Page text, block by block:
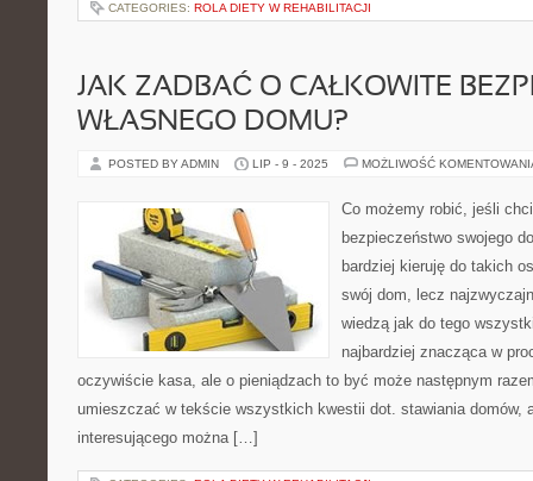
CATEGORIES: ROLA DIETY W REHABILITACJI
JAK ZADBAĆ O CAŁKOWITE
WŁASNEGO DOMU?
POSTED BY ADMIN LIP - 9 - 2025 MOŻLIWOŚĆ
Co możemy robić, jeśli
bezpieczeństwo swojego
bardziej kieruję do takich
swój dom, lecz
wiedzą jak do tego
najbardziej znacząca w
oczywiście kasa, ale o pieniądzach to być może następnym
umieszczać w tekście wszystkich kwestii dot. stawiania domów,
interesującego można […]